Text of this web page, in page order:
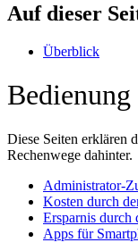
Auf dieser
Überblick
Diese Seiten erklären
Rechenwege dahinter.
Administrator-
Kosten durch
Ersparnis durch
Apps für